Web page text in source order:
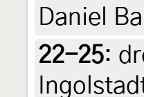
Daniel
22-25: